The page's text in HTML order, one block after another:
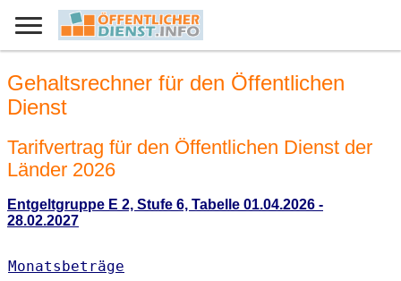
Gehaltsrechner für den Öffentlichen
Dienst
Tarifvertrag für den Öffentlichen Dienst der
Länder 2026
Entgeltgruppe E 2, Stufe 6, Tabelle 01.04.2026 -
28.02.2027
Monatsbeträge